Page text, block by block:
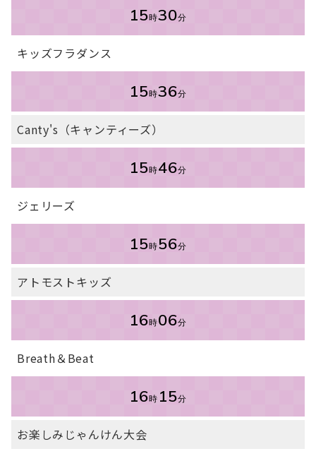
15時30分
キッズフラダンス
15時36分
Canty's（キャンティーズ）
15時46分
ジェリーズ
15時56分
アトモストキッズ
16時06分
Breath＆Beat
16時 15分
お楽しみじゃんけん大会